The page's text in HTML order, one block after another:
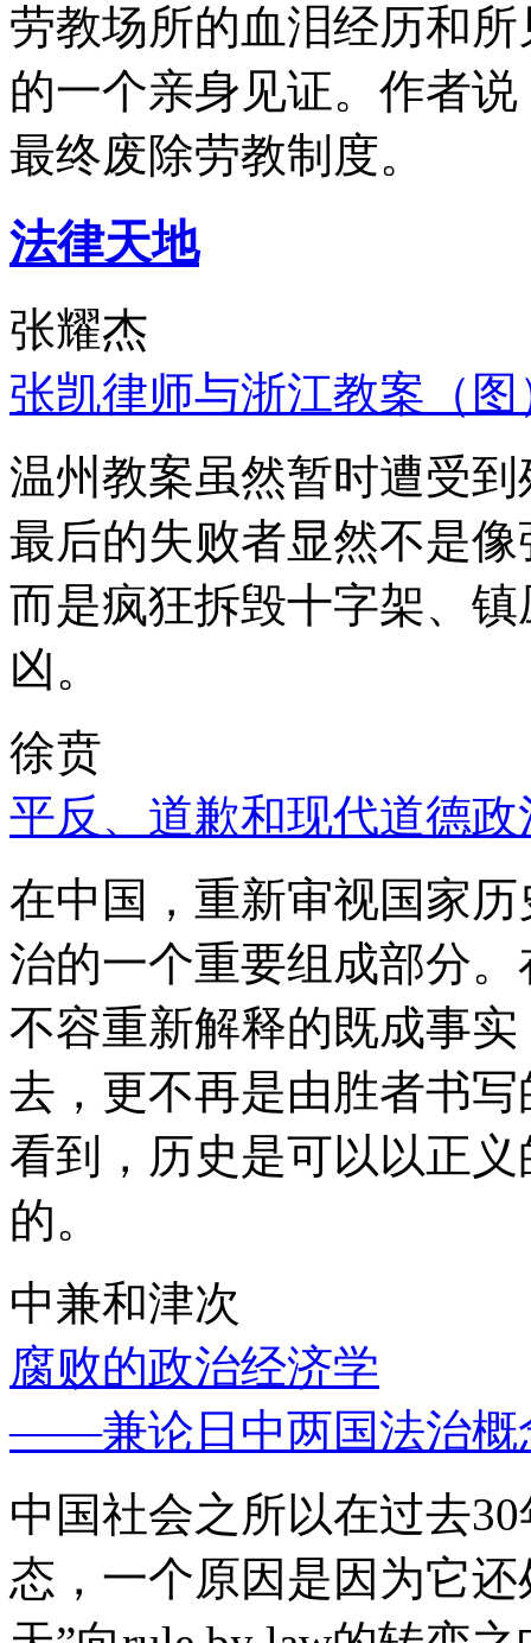
劳教场所的血泪经历和
的一个亲身见证。作者
最终废除劳教制度。
法律天地
张耀杰
张凯律师与浙江教案（图
温州教案虽然暂时遭受
最后的失败者显然不是
而是疯狂拆毁十字架、
凶。
徐贲
平反、道歉和现代道德政
在中国，重新审视国家
治的一个重要组成部分
不容重新解释的既成事
去，更不再是由胜者书
看到，历史是可以以正
的。
中兼和津次
腐败的政治经济学
——兼论日中两国法治概
中国社会之所以在过去
态，一个原因是因为它